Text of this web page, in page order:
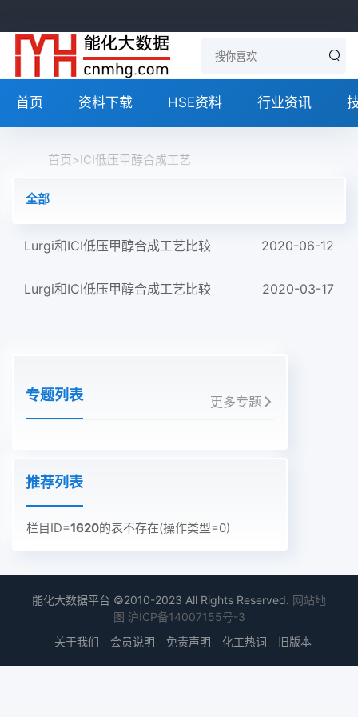
首页 资料下载 HSE资料 行业资讯
首页>ICI低压甲醇合成工艺
全部
Lurgi和ICI低压甲醇合成工艺比较 2020-06-12
Lurgi和ICI低压甲醇合成工艺比较 2020-03-17
专题列表 更多专题
推荐列表
栏目ID=1620的表不存在(操作类型=0)
能化大数据平台 ©2010-2023 All Rights Reserved. 网站地
图 沪ICP备14007155号-3
关于我们
会员说明 免责声明 化工热词 旧版本